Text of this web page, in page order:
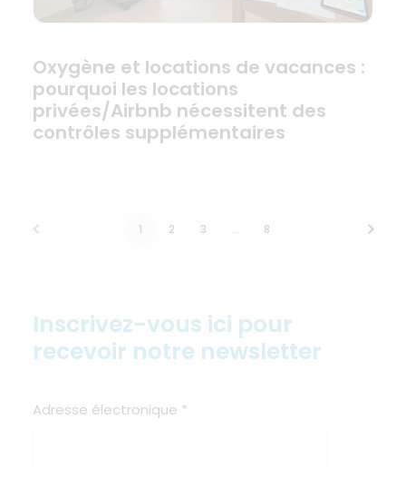
Oxygène et locations de vacances :
pourquoi les locations
privées/Airbnb nécessitent des
contrôles supplémentaires
1 2 3 … 8
Inscrivez-vous ici pour
recevoir notre newsletter
Adresse électronique *